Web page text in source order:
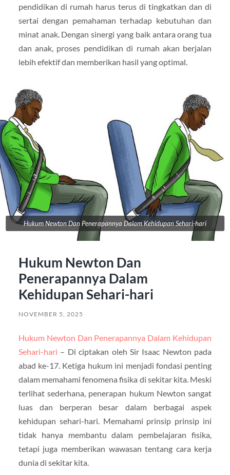
pendidikan di rumah harus terus di tingkatkan dan di
sertai dengan pemahaman terhadap kebutuhan dan
minat anak. Dengan sinergi yang baik antara orang tua
dan anak, proses pendidikan di rumah akan berjalan
lebih efektif dan memberikan hasil yang optimal.
Hukum Newton Dan Penerapannya Dalam Kehidupan Sehari-hari
Hukum Newton Dan
Penerapannya Dalam
Kehidupan Sehari-hari
NOVEMBER 5, 2025
Hukum Newton Dan Penerapannya Dalam Kehidupan
Sehari-hari – Di ciptakan oleh Sir Isaac Newton pada
abad ke-17. Ketiga hukum ini menjadi fondasi penting
dalam memahami fenomena fisika di sekitar kita. Meski
terlihat sederhana, penerapan hukum Newton sangat
luas dan berperan besar dalam berbagai aspek
kehidupan sehari-hari. Memahami prinsip prinsip ini
tidak hanya membantu dalam pembelajaran fisika,
tetapi juga memberikan wawasan tentang cara kerja
dunia di sekitar kita.